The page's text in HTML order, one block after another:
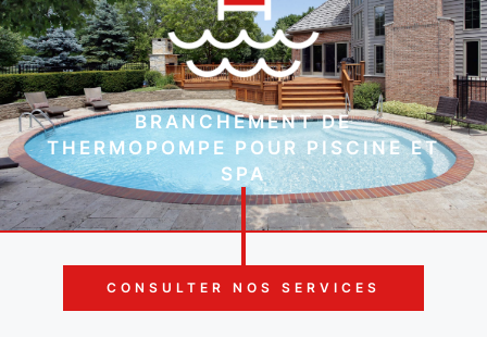
BRANCHEMENT DE
THERMOPOMPE POUR PISCINE ET
SPA
CONSULTER NOS SERVICES